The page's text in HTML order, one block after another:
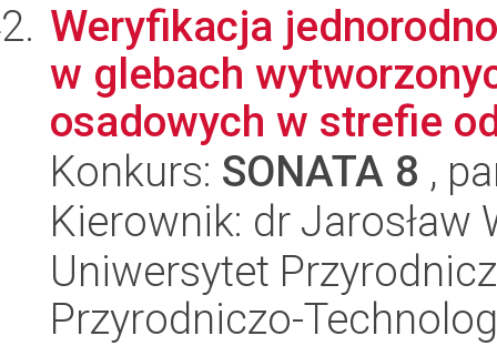
Weryfikacja
w glebach
osadowych w strefie
Konkurs: SONATA 8 ,
Kierownik: dr Jarosław
Uniwersytet
Przyrodniczo-